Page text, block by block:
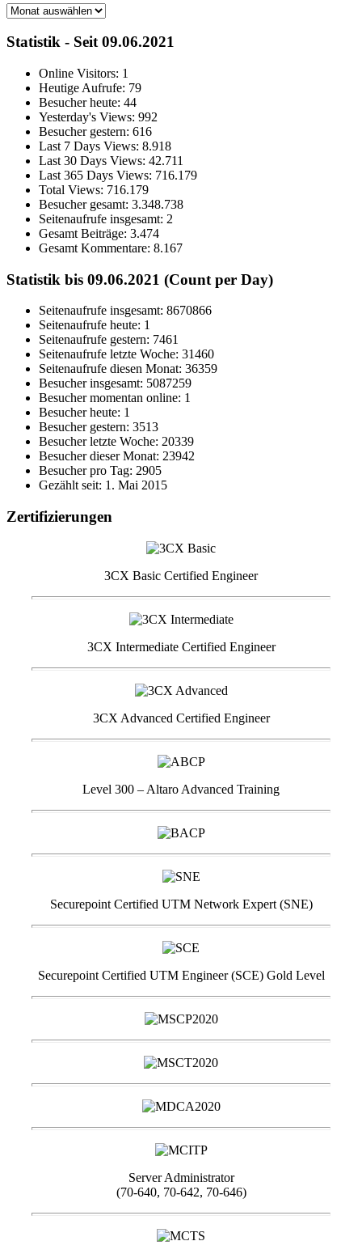
Archiv
Statistik - Seit 09.06.2021
Online Visitors: 1
Heutige Aufrufe: 79
Besucher heute: 44
Yesterday's Views: 992
Besucher gestern: 616
Last 7 Days Views: 8.918
Last 30 Days Views: 42.711
Last 365 Days Views: 716.179
Total Views: 716.179
Besucher gesamt: 3.348.738
Seitenaufrufe insgesamt: 2
Gesamt Beiträge: 3.474
Gesamt Kommentare: 8.167
Statistik bis 09.06.2021 (Count per Day)
Seitenaufrufe insgesamt: 8670866
Seitenaufrufe heute: 1
Seitenaufrufe gestern: 7461
Seitenaufrufe letzte Woche: 31460
Seitenaufrufe diesen Monat: 36359
Besucher insgesamt: 5087259
Besucher momentan online: 1
Besucher heute: 1
Besucher gestern: 3513
Besucher letzte Woche: 20339
Besucher dieser Monat: 23942
Besucher pro Tag: 2905
Gezählt seit: 1. Mai 2015
Zertifizierungen
3CX Basic Certified Engineer
3CX Intermediate Certified Engineer
3CX Advanced Certified Engineer
Level 300 – Altaro Advanced Training
Securepoint Certified UTM Network Expert (SNE)
Securepoint Certified UTM Engineer (SCE) Gold Level
Server Administrator
(70-640, 70-642, 70-646)